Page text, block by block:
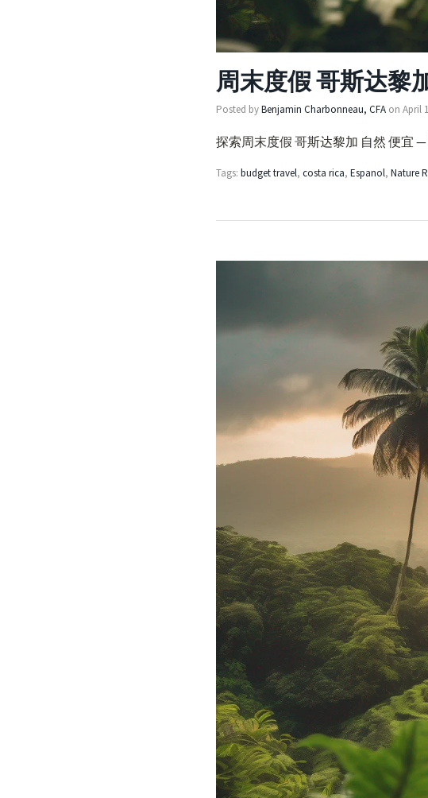
周末度假 哥斯达黎
Posted byBenjamin Charbonneau, CFA on April
探索周末度假 哥斯达黎加 自然 便宜
Tags: budget travel, costa rica, Espanol, Nature